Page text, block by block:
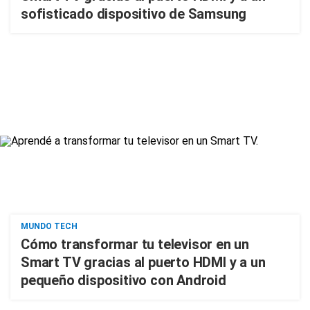
sofisticado dispositivo de Samsung
MUNDO TECH
Cómo transformar tu televisor en un
Smart TV gracias al puerto HDMI y a un
pequeño dispositivo con Android